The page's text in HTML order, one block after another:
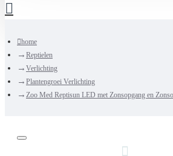
home
Reptielen
Verlichting
Plantengroei Verlichting
Zoo Med Reptisun LED met Zonsopgang en